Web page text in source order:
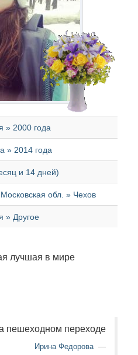
» 2000 года
» 2014 года
и 14 дней)
обл. » Чехов
» Другое
лучшая в мире
пешеходном переходе
Ирина Федорова